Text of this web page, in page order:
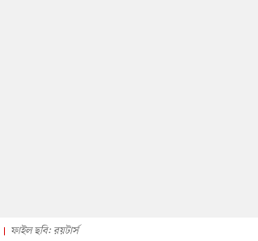
ফাইল ছবি: রয়টার্স